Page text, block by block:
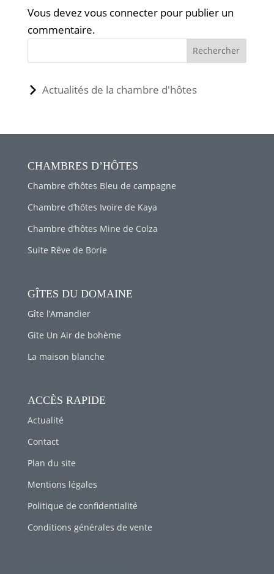
Vous devezvous connecterpour publier un
commentaire.
Rechercher
Actualités de la chambre d'hôtes
CHAMBRES D’HÔTES
Chambre d’hôtes Bleu de campagne
Chambre d’hôtes Ivoire de Kaya
Chambre d’hôtes Mine de Colza
Suite Rêve de Borie
GÎTES DU DOMAINE
Gîte l’Amandier
Gite Un Air de bohème
La maison blanche
ACCÈS RAPIDE
Actualité
Contact
Plan du site
Mentions légales
Politique de confidentialité
Conditions générales de vente